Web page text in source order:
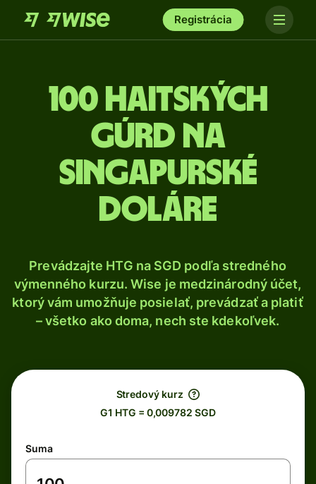
Registrácia
100 Haitských
gúrd na
singapurské
doláre
Prevádzajte HTG na SGD podľa stredného
výmenného kurzu. Wise je medzinárodný účet,
ktorý vám umožňuje posielať, prevádzať a platiť
– všetko ako doma, nech ste kdekoľvek.
Stredový kurz
G1 HTG = 0,009782 SGD
Suma